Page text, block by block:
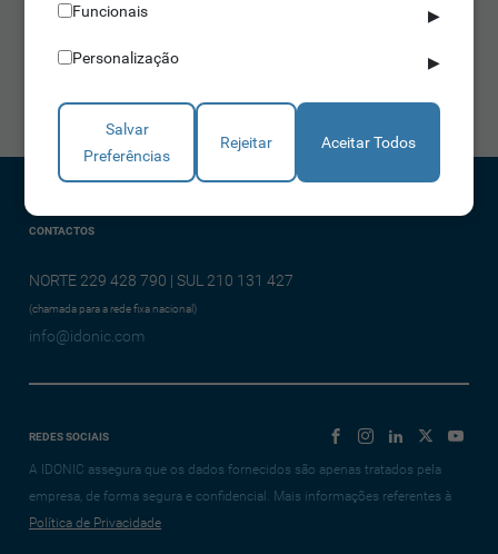
Pictogramas luminosos incluídos
Alarme sonoro em caso de intrusão
CONTACTOS
NORTE 229 428 790 | SUL 210 131 427
(chamada para a rede fixa nacional)
info@idonic.com
REDES SOCIAIS
A IDONIC assegura que os dados fornecidos são apenas tratados pela
empresa, de forma segura e confidencial. Mais informações referentes à
Política de Privacidade
Funcionais ▶
Personalização ▶
Salvar
Preferências
Rejeitar Aceitar Todos